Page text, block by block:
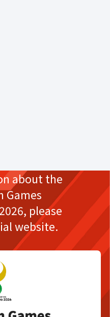
about the
Games
please
website.